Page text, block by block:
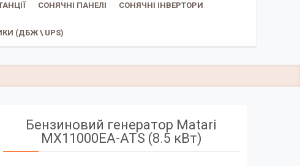
СОНЯЧНІ ПАНЕЛІ СОНЯЧНІ ІНВЕРТОРИ
(ДБЖ \ UPS)
Бензиновий генератор Matari
MX11000EA-ATS (8.5 кВт)